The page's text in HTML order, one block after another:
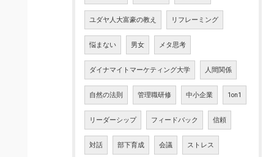
ユダヤ人大富豪の教え リフレーミング
悩まない 男女 メタ思考
ダイナマイトマーケティング大学 人間関係
自然の法則 管理職研修 中小企業 1on1
リーダーシップ フィードバック 信頼
対話 部下育成 会議 ストレス